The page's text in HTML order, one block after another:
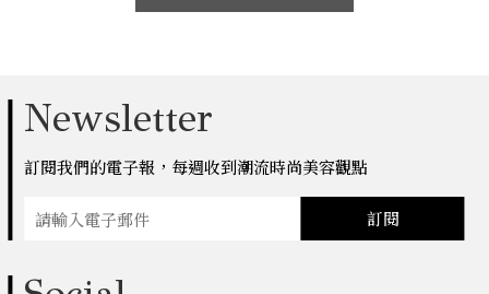
Newsletter
訂閱我們的電子報，每週收到潮流時尚美容觀點
訂閱